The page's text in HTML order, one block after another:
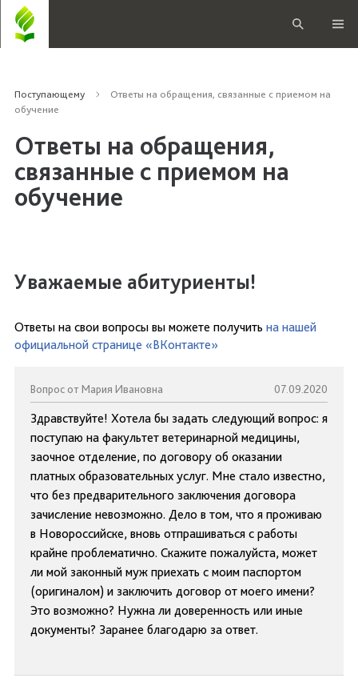
Поступающему
Ответы на обращения, связанные с приемом на
обучение
Ответы на обращения,
связанные с приемом на
обучение
Уважаемые абитуриенты!
Ответы на свои вопросы вы можете получить на нашей
официальной странице «ВКонтакте»
Вопрос от Мария Ивановна 07.09.2020
Здравствуйте! Хотела бы задать следующий вопрос: я
поступаю на факультет ветеринарной медицины,
заочное отделение, по договору об оказании
платных образовательных услуг. Мне стало известно,
что без предварительного заключения договора
зачисление невозможно. Дело в том, что я проживаю
в Новороссийске, вновь отпрашиваться с работы
крайне проблематично. Скажите пожалуйста, может
ли мой законный муж приехать с моим паспортом
(оригиналом) и заключить договор от моего имени?
Это возможно? Нужна ли доверенность или иные
документы? Заранее благодарю за ответ.